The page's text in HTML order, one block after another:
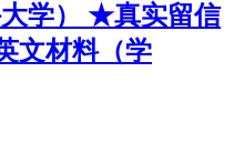
学） ★真实留信
文材料（学